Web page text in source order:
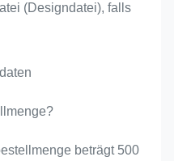
(Designdatei), falls
beträgt 500